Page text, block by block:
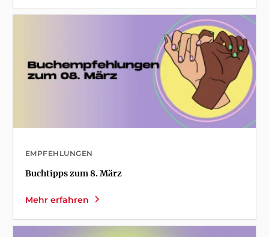
EMPFEHLUNGEN
Buchtipps zum 8. März
Mehr erfahren